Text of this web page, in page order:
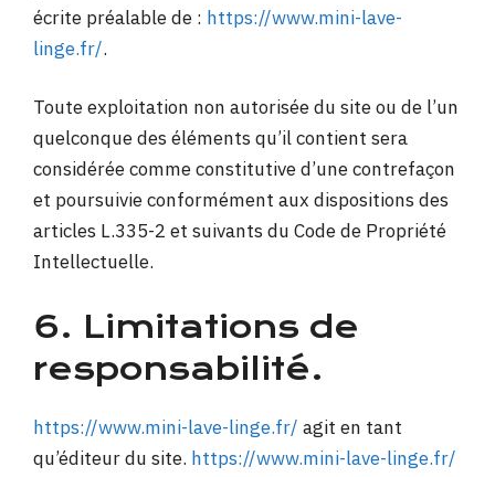
écrite préalable de : https://www.mini-lave-
linge.fr/.
Toute exploitation non autorisée du site ou de l’un
quelconque des éléments qu’il contient sera
considérée comme constitutive d’une contrefaçon
et poursuivie conformément aux dispositions des
articles L.335-2 et suivants du Code de Propriété
Intellectuelle.
6. Limitations de
responsabilité.
https://www.mini-lave-linge.fr/ agit en tant
qu’éditeur du site. https://www.mini-lave-linge.fr/